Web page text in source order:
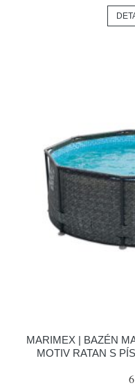
MARIMEX | BAZÉN
MOTIV RATAN S